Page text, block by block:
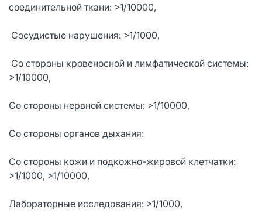
соединительной ткани: >1/10000,
Сосудистые нарушения: >1/1000,
Со стороны кровеносной и лимфатической системы:
>1/10000,
Со стороны нервной системы: >1/10000,
Со стороны органов дыхания:
Со стороны кожи и подкожно-жировой клетчатки:
>1/1000, >1/10000,
Лабораторные исследования: >1/1000,